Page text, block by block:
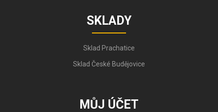
SKLADY
Sklad Prachatice
Sklad České Budějovice
MŮJ ÚČET